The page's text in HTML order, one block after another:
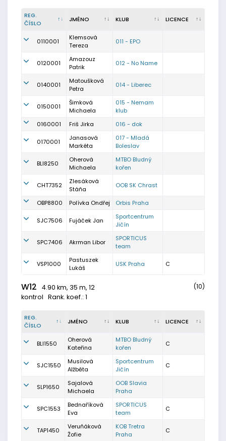
REG.
ČÍSLO
JMÉNO KLUB LICENCE
0110001
Klemsová
Tereza
011 - EPO
0120001
Amazouz
Patrik
012 - No Name
0140001
Matoušková
Petra
014 - Liberec
0150001
Šimková
Michaela
015 - Nemam
klub
0160001
Friš Jirka 016 - dok
0170001
Janasová
Markéta
017 - Mladá
Boleslav
BLI8250
Oherová
Michaela
MTBO Bludný
kořen
CHT7352
Zlesáková
Stáňa
OOB SK Chrast
OBP8800 Polívka Ondřej Orbis Praha
SJC7506 Fujáček Jan
Sportcentrum
Jičín
SPC7406 Akrman Libor
SPORTICUS
team
VSP1000
Pastuszek
Lukáš
USK Praha C
W12
4.90 km, 35 m, 12
kontrol Rank. koef.: 1
(10)
REG.
ČÍSLO
JMÉNO KLUB LICENCE
BLI1550
Oherová
Kateřina
MTBO Bludný
kořen
C
SJC1550
Musilová
Alžběta
Sportcentrum
Jičín
C
SLP1650
Sajalová
Michaela
OOB Slavia
Praha
SPC1553
Bednaříková
Eva
SPORTICUS
team
C
TAP1450
Veruňáková
Žofie
KOB Tretra
Praha
C